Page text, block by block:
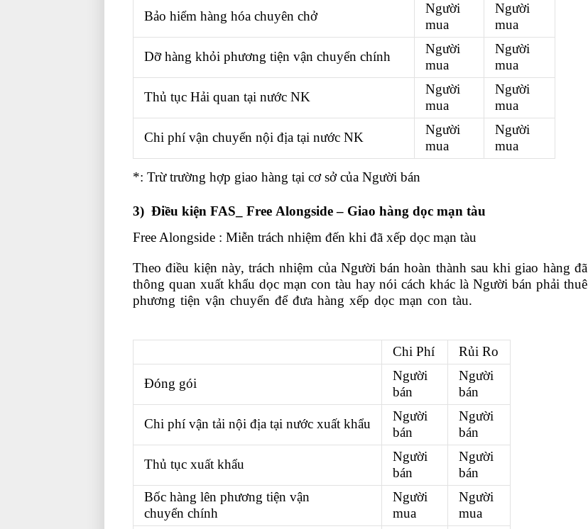
Bảo hiểm hàng hóa chuyên chở
Người
mua
Người
mua
Dỡ hàng khỏi phương tiện vận chuyển chính
Người
mua
Người
mua
Thủ tục Hải quan tại nước NK
Người
mua
Người
mua
Chi phí vận chuyển nội địa tại nước NK
Người
mua
Người
mua
*: Trừ trường hợp giao hàng tại cơ sở của Người bán
3) Điều kiện FAS_ Free Alongside – Giao hàng dọc mạn tàu
Free Alongside : Miễn trách nhiệm đến khi đã xếp dọc mạn tàu
Theo điều kiện này, trách nhiệm của Người bán hoàn thành sau khi giao hàng đã
thông quan xuất khẩu dọc mạn con tàu hay nói cách khác là Người bán phải thuê
phương tiện vận chuyển để đưa hàng xếp dọc mạn con tàu.
Chi Phí Rủi Ro
Đóng gói
Người
bán
Người
bán
Chi phí vận tải nội địa tại nước xuất khẩu
Người
bán
Người
bán
Thủ tục xuất khẩu
Người
bán
Người
bán
Bốc hàng lên phương tiện vận
chuyển chính
Người
mua
Người
mua